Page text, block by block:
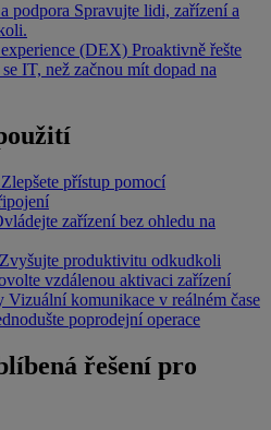
podpora Spravujte lidi, zařízení a
(DEX) Proaktivně řešte
IT, než začnou mít dopad na
Zlepšete přístup pomocí
zařízení bez ohledu na
Zvyšujte produktivitu odkudkoli
vzdálenou aktivaci zařízení
Vizuální komunikace v reálném čase
poprodejní operace
řešení pro